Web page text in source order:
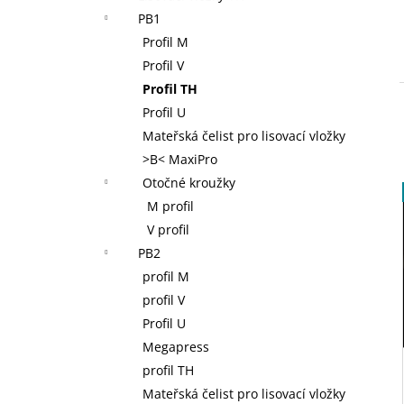
PB1
Profil M
Profil V
Profil TH
Profil U
Mateřská čelist pro lisovací vložky
>B< MaxiPro
Otočné kroužky
M profil
V profil
PB2
profil M
profil V
Profil U
Megapress
profil TH
Mateřská čelist pro lisovací vložky
NOVOPRESS 32 AKU RADIÁLNÍ LIS 12-
110 MM, 32 KN, 18 V, AKUMULÁTOR 2,0
AH, NABÍJEČKA, KUFR
38 400 Kč